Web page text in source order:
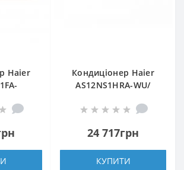
Haier
Кондиціонер Haier
AS12NS1HRA-WU/
24 717грн
КУПИТИ